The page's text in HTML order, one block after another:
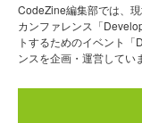
CodeZine編集部では、
カンファレンス「
トするためのイベント
ンスを企画・運営してい